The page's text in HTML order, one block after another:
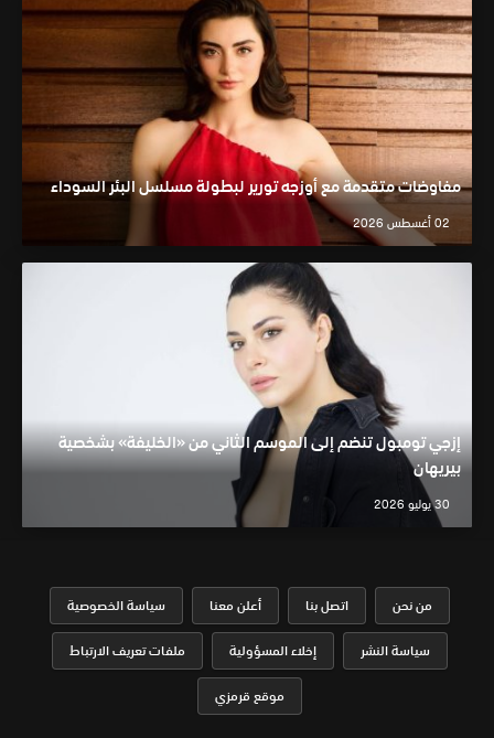
مفاوضات متقدمة مع أوزجه تورير لبطولة مسلسل البئر السوداء
02 أغسطس 2026
إزجي تومبول تنضم إلى الموسم الثاني من «الخليفة» بشخصية
بيريهان
30 يوليو 2026
من نحن اتصل بنا أعلن معنا
سياسة الخصوصية
سياسة النشر
إخلاء المسؤولية
ملفات تعريف الارتباط
موقع قرمزي